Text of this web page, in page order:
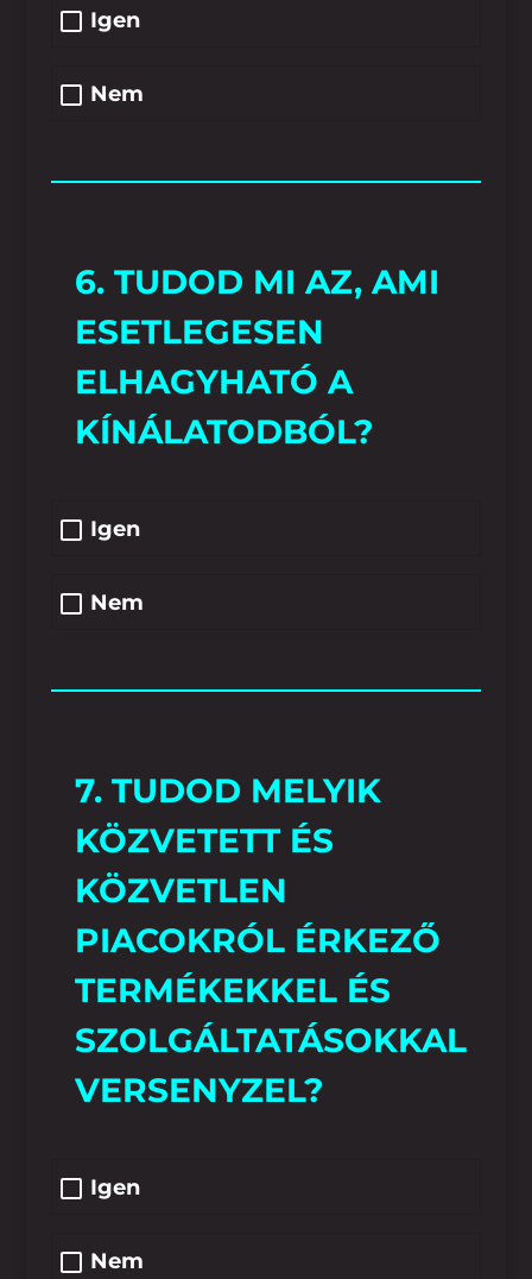
Igen
Nem
6. TUDOD MI AZ, AMI
ESETLEGESEN
ELHAGYHATÓ A
KÍNÁLATODBÓL?
Igen
Nem
7. TUDOD MELYIK
KÖZVETETT ÉS
KÖZVETLEN
PIACOKRÓL ÉRKEZŐ
TERMÉKEKKEL ÉS
SZOLGÁLTATÁSOKKAL
VERSENYZEL?
Igen
Nem